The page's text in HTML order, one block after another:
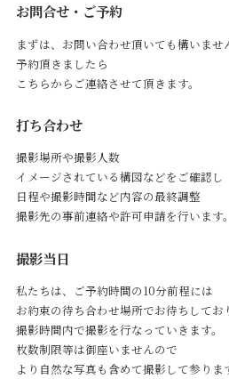
お問合せ・ご予約
まずは、お問い合わせ頂いても構いませ
予約頂きましたら
こちらからご連絡させて頂きます。
打ち合わせ
撮影場所や撮影人数
イメージされている構図などをご確認し
日程や撮影時間など内容の最終調整
撮影先の事前連絡や許可申請を行います。
撮影当日
私たちは、ご予約時間の10分前程には
お約束の待ち合わせ場所でお待ちしてお
撮影時間内で撮影を行なっていきます。
枚数制限等は御座いませんので
より自然な写真も含めて撮影して参りま